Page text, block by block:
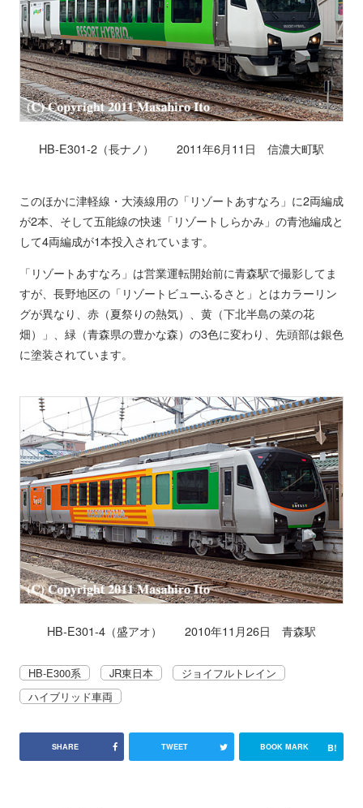
HB-E301-2（長ナノ） 2011年6月11日 信濃大町駅
このほかに津軽線・大湊線用の「リゾートあすなろ」に2両編成
が2本、そして五能線の快速「リゾートしらかみ」の青池編成と
して4両編成が1本投入されています。
「リゾートあすなろ」は営業運転開始前に青森駅で撮影してま
すが、長野地区の「リゾートビューふるさと」とはカラーリン
グが異なり、赤（夏祭りの熱気）、黄（下北半島の菜の花
畑）」、緑（青森県の豊かな森）の3色に変わり、先頭部は銀色
に塗装されています。
HB-E301-4（盛アオ） 2010年11月26日 青森駅
HB-E300系 JR東日本
ジョイフルトレイン
ハイブリッド車両
SHARE TWEET BOOK MARK B!